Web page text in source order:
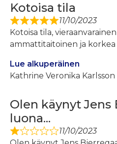
Kotoisa tila
11/10/2023
Kotoisa tila,
ammattitaitoinen ja
Lue alkuperäinen
Kathrine Veronika Karlsson
Olen käynyt
luona...
11/10/2023